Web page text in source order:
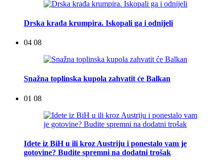
Drska krađa krumpira. Iskopali ga i odnijeli
04 08
Snažna toplinska kupola zahvatit će Balkan
01 08
Idete iz BiH u ili kroz Austriju i ponestalo vam je
gotovine? Budite spremni na dodatni trošak